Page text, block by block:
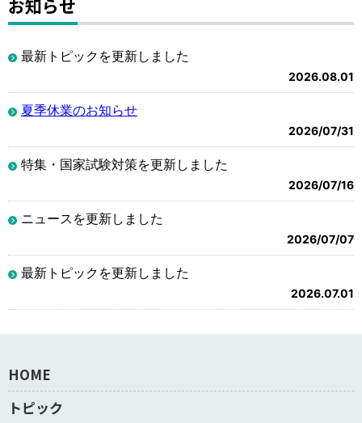
お知らせ
最新トピックを更新しました
2026.08.01
夏季休業のお知らせ
2026/07/31
特集・国家試験対策を更新しました
2026/07/16
ニュースを更新しました
2026/07/07
最新トピックを更新しました
2026.07.01
HOME
トピック